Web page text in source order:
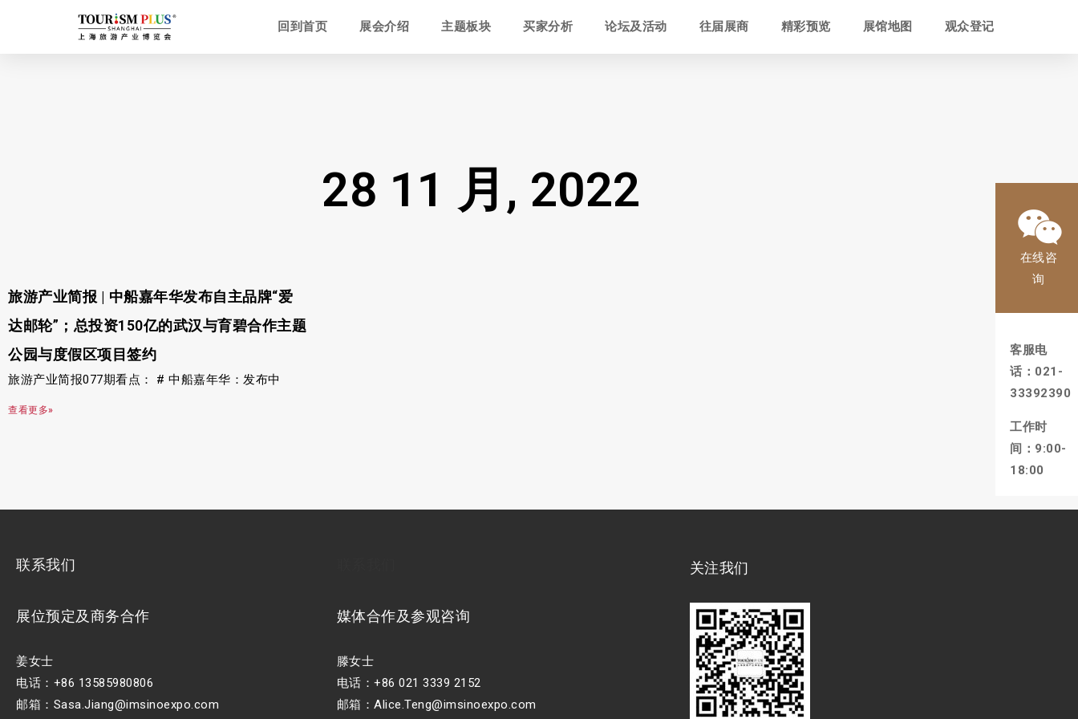
回到首页 展会介绍 主题板块 买家分析 论坛及活动 往届展商 精彩预览 展馆地图 观众登记
28 11 月, 2022
旅游产业简报 | 中船嘉年华发布自主品牌“爱
达邮轮”；总投资150亿的武汉与育碧合作主题
公园与度假区项目签约
旅游产业简报077期看点： # 中船嘉年华：发布中
查看更多»
联系我们
展位预定及商务合作
姜女士
电话：+86 13585980806
邮箱：Sasa.Jiang@imsinoexpo.com
媒体合作及参观咨询
滕女士
电话：+86 021 3339 2152
邮箱：Alice.Teng@imsinoexpo.com
关注我们
在线咨
询
客服电
话：021-
33392390
工作时
间：9:00-
18:00